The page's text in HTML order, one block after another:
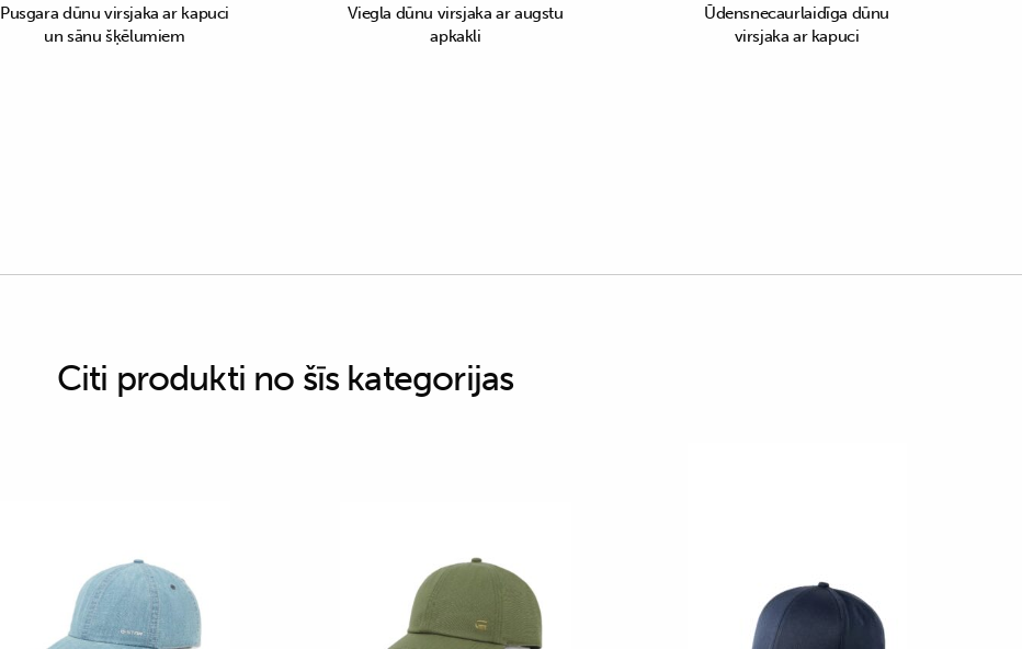
Pusgara dūnu virsjaka ar kapuci
un sānu šķēlumiem
Viegla dūnu virsjaka ar augstu
apkakli
Ūdensnecaurlaidīga dūnu
virsjaka ar kapuci
Citi produkti no šīs kategorijas